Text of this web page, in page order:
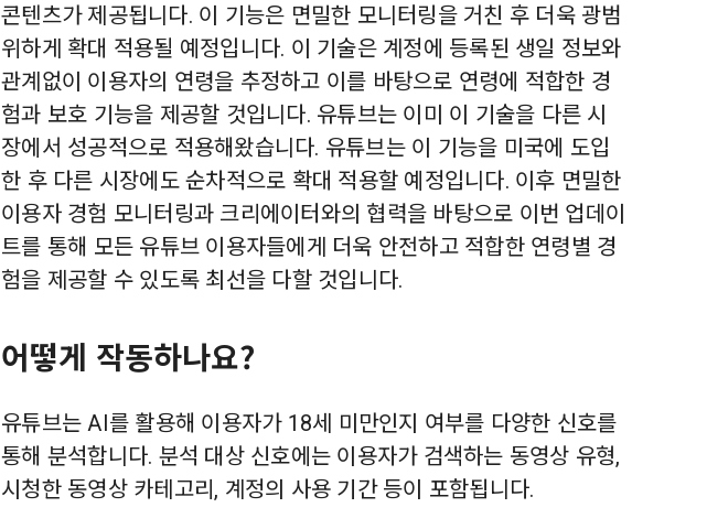
콘텐츠가 제공됩니다. 이 기능은 면밀한 모니터링을 거친 후 더욱 광범
위하게 확대 적용될 예정입니다. 이 기술은 계정에 등록된 생일 정보와
관계없이 이용자의 연령을 추정하고 이를 바탕으로 연령에 적합한 경
험과 보호 기능을 제공할 것입니다. 유튜브는 이미 이 기술을 다른 시
장에서 성공적으로 적용해왔습니다. 유튜브는 이 기능을 미국에 도입
한 후 다른 시장에도 순차적으로 확대 적용할 예정입니다. 이후 면밀한
이용자 경험 모니터링과 크리에이터와의 협력을 바탕으로 이번 업데이
트를 통해 모든 유튜브 이용자들에게 더욱 안전하고 적합한 연령별 경
험을 제공할 수 있도록 최선을 다할 것입니다.
어떻게 작동하나요?
유튜브는 AI를 활용해 이용자가 18세 미만인지 여부를 다양한 신호를
통해 분석합니다. 분석 대상 신호에는 이용자가 검색하는 동영상 유형,
시청한 동영상 카테고리, 계정의 사용 기간 등이 포함됩니다.